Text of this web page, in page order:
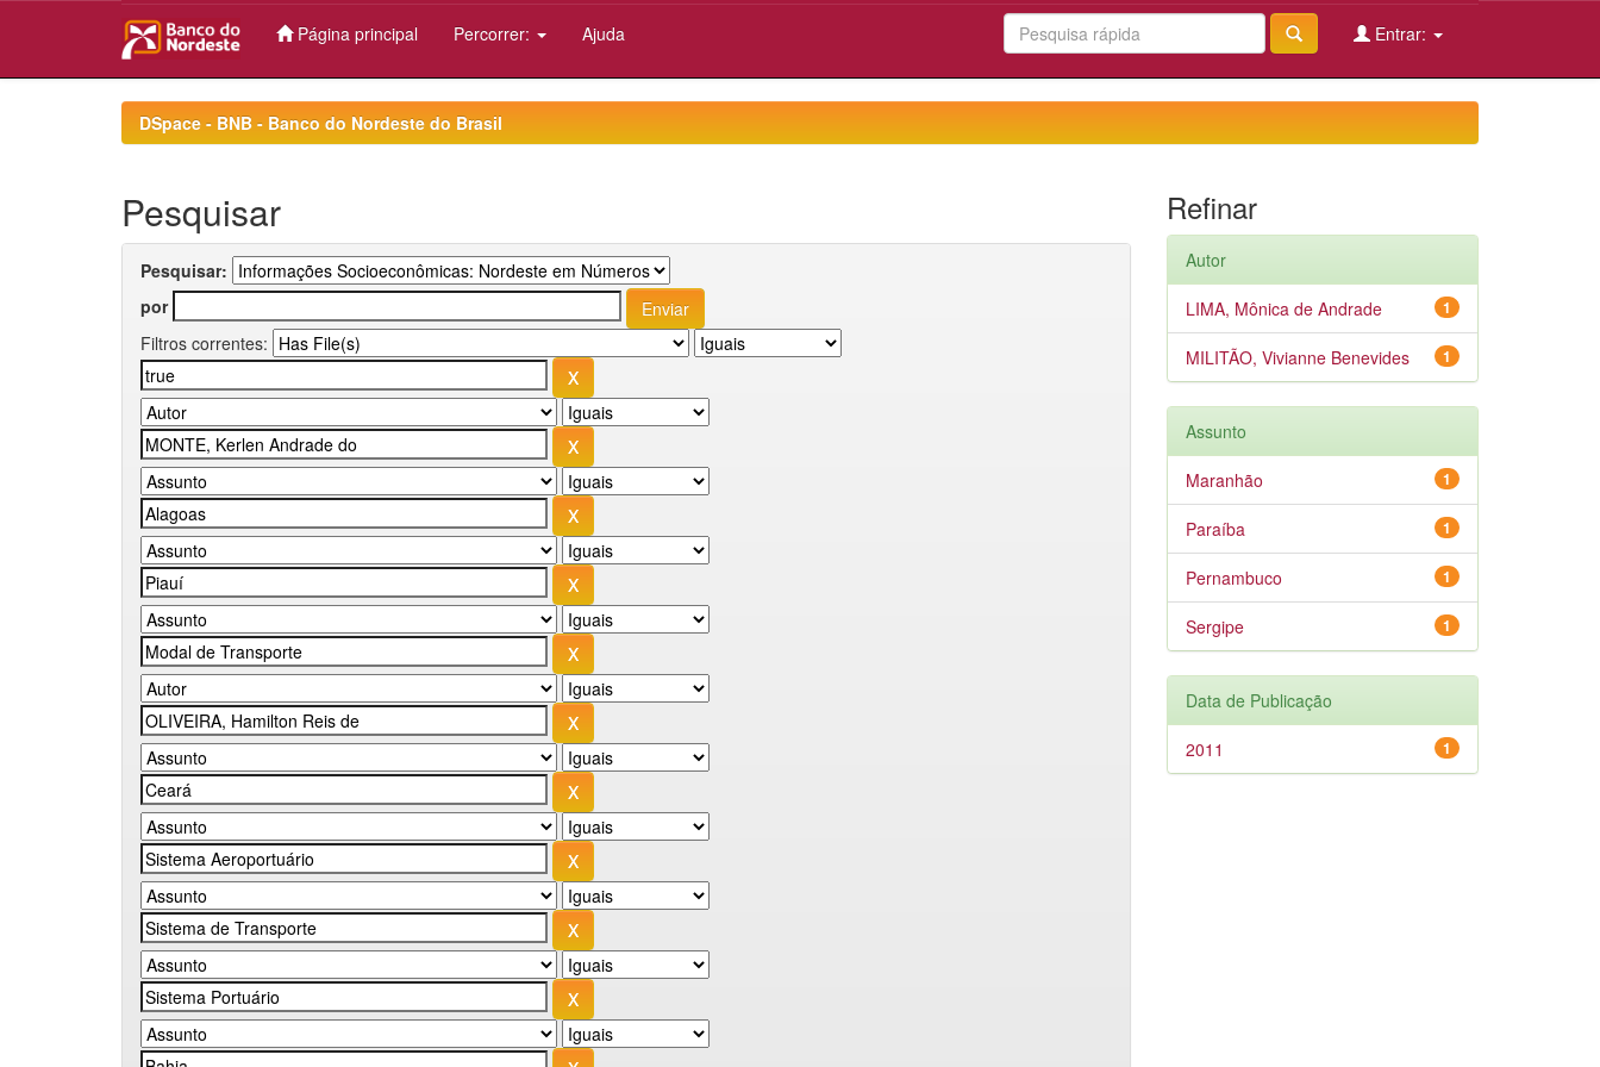
Página principal Percorrer: Ajuda Entrar:
DSpace - BNB - Banco do Nordeste do Brasil
Pesquisar
Pesquisar:
por
Filtros correntes:
Refinar
Autor
1
LIMA, Mônica de Andrade
1
MILITÃO, Vivianne Benevides
Assunto
1
Maranhão
1
Paraíba
1
Pernambuco
1
Sergipe
Data de Publicação
1
2011